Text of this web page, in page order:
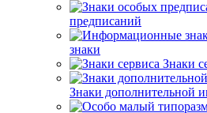
предписаний
знаки
Знаки
Знаки дополнительной